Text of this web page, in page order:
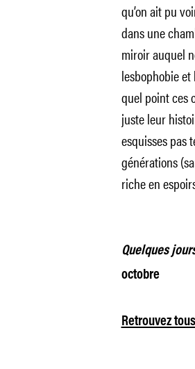
qu’on ait pu
dans une
miroir auquel
lesbophobie
quel point ces
juste leur
esquisses pas
générations
riche en
Quelques
octobre
Retrouvez